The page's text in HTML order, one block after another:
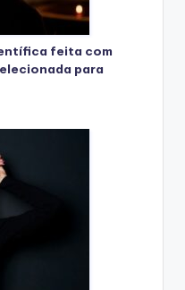
feita com
para